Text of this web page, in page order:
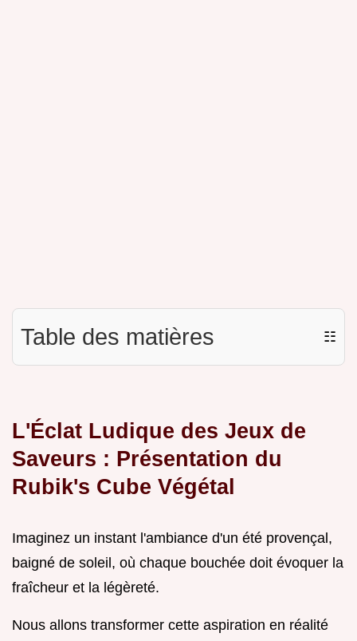
Table des matières ☷
L'Éclat Ludique des Jeux de
Saveurs : Présentation du
Rubik's Cube Végétal
Imaginez un instant l'ambiance d'un été provençal,
baigné de soleil, où chaque bouchée doit évoquer la
fraîcheur et la légèreté.
Nous allons transformer cette aspiration en réalité